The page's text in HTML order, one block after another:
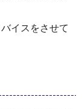
イスをさせて